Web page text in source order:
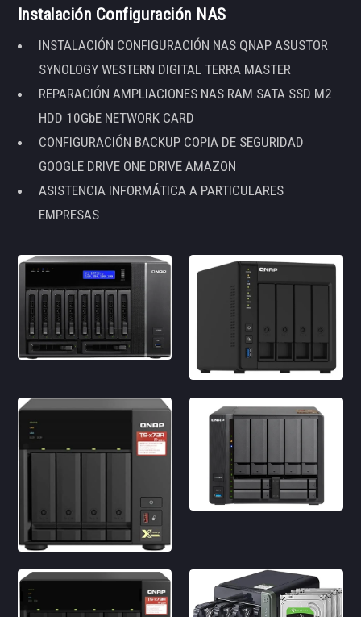
Instalación Configuración NAS
INSTALACIÓN CONFIGURACIÓN NAS QNAP ASUSTOR
SYNOLOGY WESTERN DIGITAL TERRA MASTER
REPARACIÓN AMPLIACIONES NAS RAM SATA SSD M2
HDD 10GbE NETWORK CARD
CONFIGURACIÓN BACKUP COPIA DE SEGURIDAD
GOOGLE DRIVE ONE DRIVE AMAZON
ASISTENCIA INFORMÁTICA A PARTICULARES
EMPRESAS